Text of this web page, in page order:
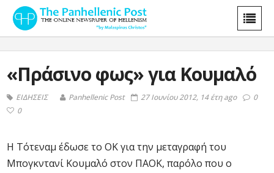
«Πράσινο φως» για Κουμαλό
ΕΙΔΗΣΕΙΣ Panhellenic Post 27 Ιουνίου 2012, 14 έτη ago
0
0
Η Τότεναμ έδωσε το ΟΚ για την μεταγραφή του
Μπογκντανί Κουμαλό στον ΠΑΟΚ, παρόλο που ο